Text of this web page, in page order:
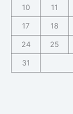
10 11
17 18
24 25
31